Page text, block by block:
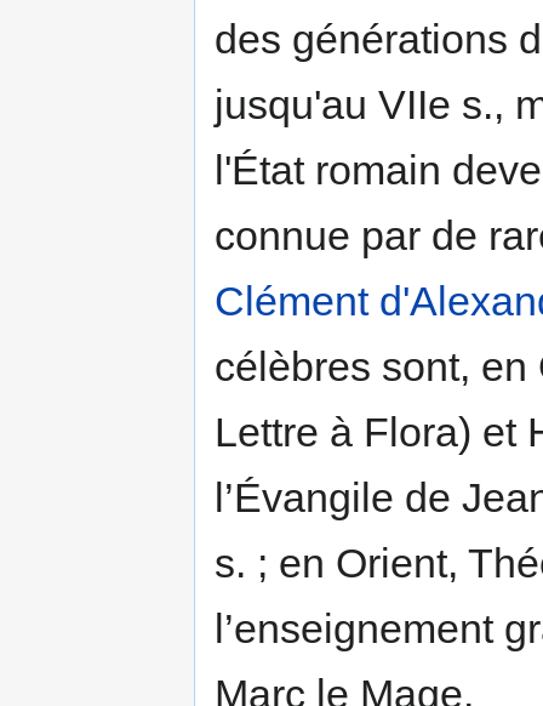
des générations
jusqu'au VIIe s.,
l'État romain
connue par de
Clément
célèbres sont, en
Lettre à Flora) et
l’Évangile de
s. ; en Orient,
l’enseignement
Marc le Mage.